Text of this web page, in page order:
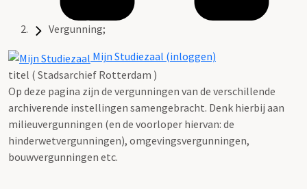
Vergunning;
Mijn Studiezaal (inloggen)
titel ( Stadsarchief Rotterdam )
Op deze pagina zijn de vergunningen van de verschillende
archiverende instellingen samengebracht. Denk hierbij aan
milieuvergunningen (en de voorloper hiervan: de
hinderwetvergunningen), omgevingsvergunningen,
bouwvergunningen etc.